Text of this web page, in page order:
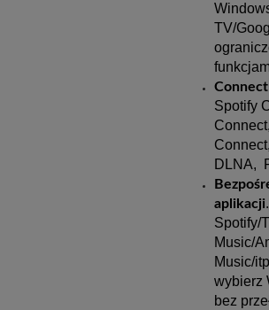
TV/
Connect
Spotify
DLNA,
aplikacji
Spotify/
Music/
Music/
wybierz
bez